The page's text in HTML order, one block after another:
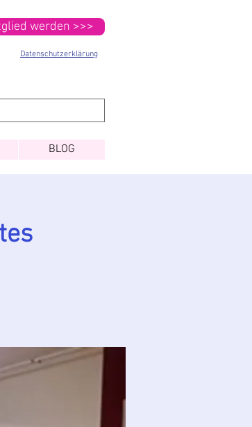
werden >>>
Datenschutzerklärung
BLOG